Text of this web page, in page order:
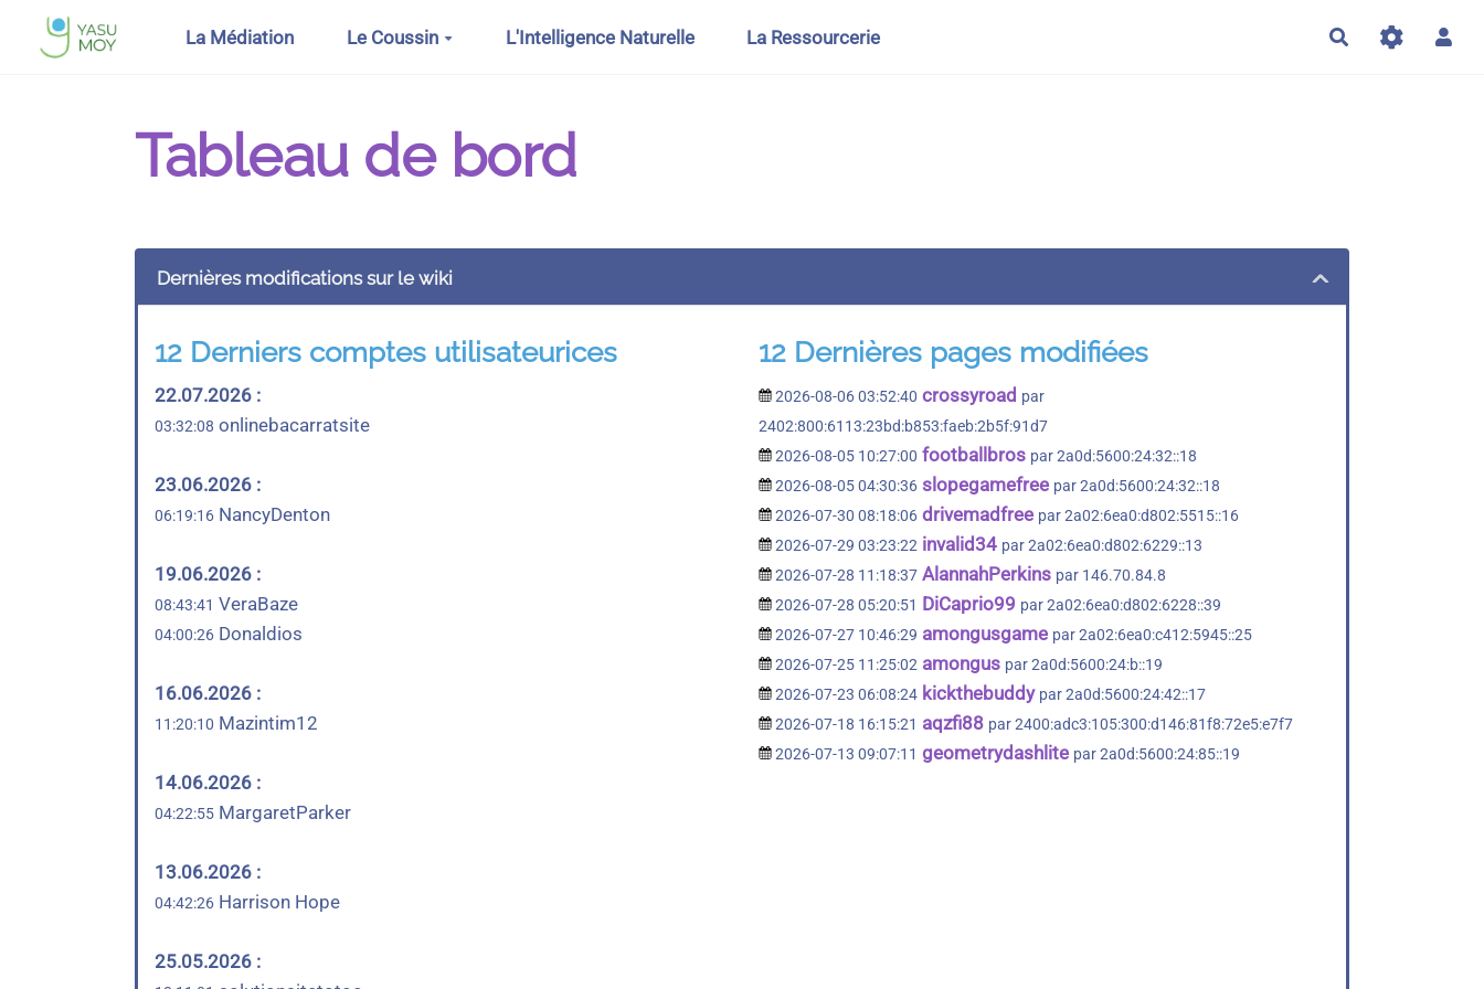
Aller au contenu principalLa Médiation Le Coussin L'Intelligence Naturelle La Ressourcerie Rechercher
Tableau de bord
Dernières modifications sur le wiki
12 Derniers comptes utilisateurices
22.07.2026 :
03:32:08 onlinebacarratsite
23.06.2026 :
06:19:16 NancyDenton
19.06.2026 :
08:43:41 VeraBaze
04:00:26 Donaldios
16.06.2026 :
11:20:10 Mazintim12
14.06.2026 :
04:22:55 MargaretParker
13.06.2026 :
04:42:26 Harrison Hope
25.05.2026 :
12 Dernières pages modifiées
2026-08-06 03:52:40 crossyroad par
2402:800:6113:23bd:b853:faeb:2b5f:91d7
2026-08-05 10:27:00 footballbros par 2a0d:5600:24:32::18
2026-08-05 04:30:36 slopegamefree par 2a0d:5600:24:32::18
2026-07-30 08:18:06 drivemadfree par 2a02:6ea0:d802:5515::16
2026-07-29 03:23:22 invalid34 par 2a02:6ea0:d802:6229::13
2026-07-28 11:18:37 AlannahPerkins par 146.70.84.8
2026-07-28 05:20:51 DiCaprio99 par 2a02:6ea0:d802:6228::39
2026-07-27 10:46:29 amongusgame par 2a02:6ea0:c412:5945::25
2026-07-25 11:25:02 amongus par 2a0d:5600:24:b::19
2026-07-23 06:08:24 kickthebuddy par 2a0d:5600:24:42::17
2026-07-18 16:15:21 aqzfi88 par 2400:adc3:105:300:d146:81f8:72e5:e7f7
2026-07-13 09:07:11 geometrydashlite par 2a0d:5600:24:85::19